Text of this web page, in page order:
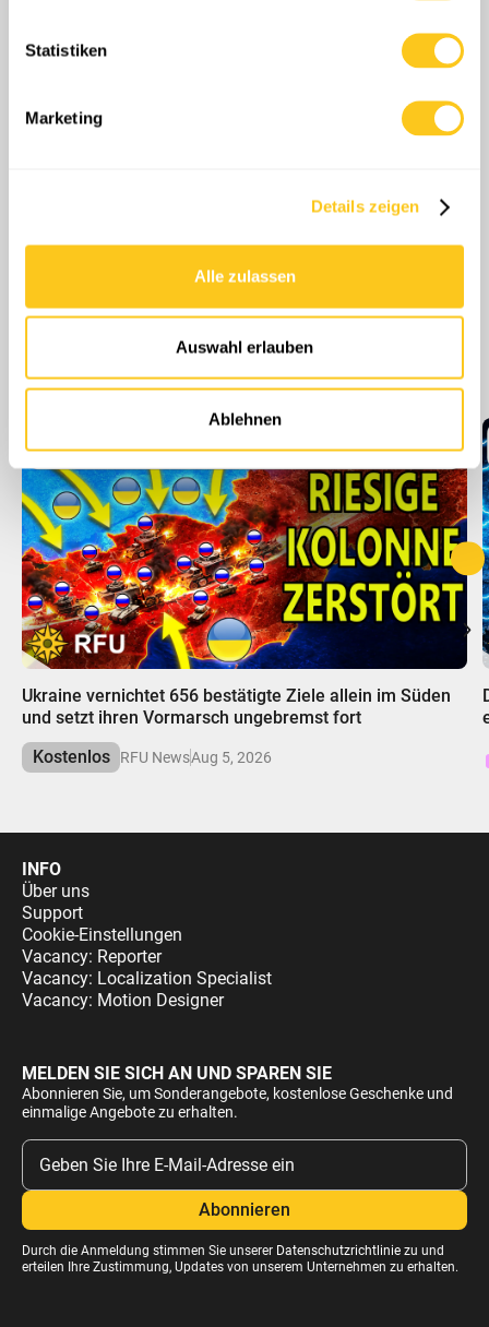
erfassen, welche bis auf einige Meter genau sein
Ihr Gerät durch aktives Scannen nach
Erfahren Sie mehr darüber, wie Ihre persönlichen Daten
verarbeitet werden, und legen Sie Ihre Präferenzen im
Wir verwenden Cookies, um Inhalte und Anzeigen zu
analysieren. Außerdem geben wir Informationen zu Ihrer
Verwendung unserer Website an unsere Partner für
Partner führen diese Informationen möglicherweise mit
weiteren Daten zusammen, die Sie ihnen bereitgestellt
haben oder die sie im Rahmen Ihrer Nutzung der Dienste
Statistiken
Marketing
Details zeigen
Alle zulassen
Auswahl erlauben
Ablehnen
Ukraine vernichtet 656 bestätigte Ziele allein im Süden
und setzt ihren Vormarsch ungebremst fort
Kostenlos
RFU NewsAug 5, 2026
INFO
Über uns
Support
Cookie-Einstellungen
Vacancy: Reporter
Vacancy: Localization Specialist
Vacancy: Motion Designer
MELDEN SIE SICH AN UND SPAREN SIE
Abonnieren Sie, um Sonderangebote, kostenlose Geschenke und
einmalige Angebote zu erhalten.
Durch die Anmeldung stimmen Sie unserer Datenschutzrichtliniezu und
erteilen Ihre Zustimmung, Updates von unserem Unternehmen zu erhalten.